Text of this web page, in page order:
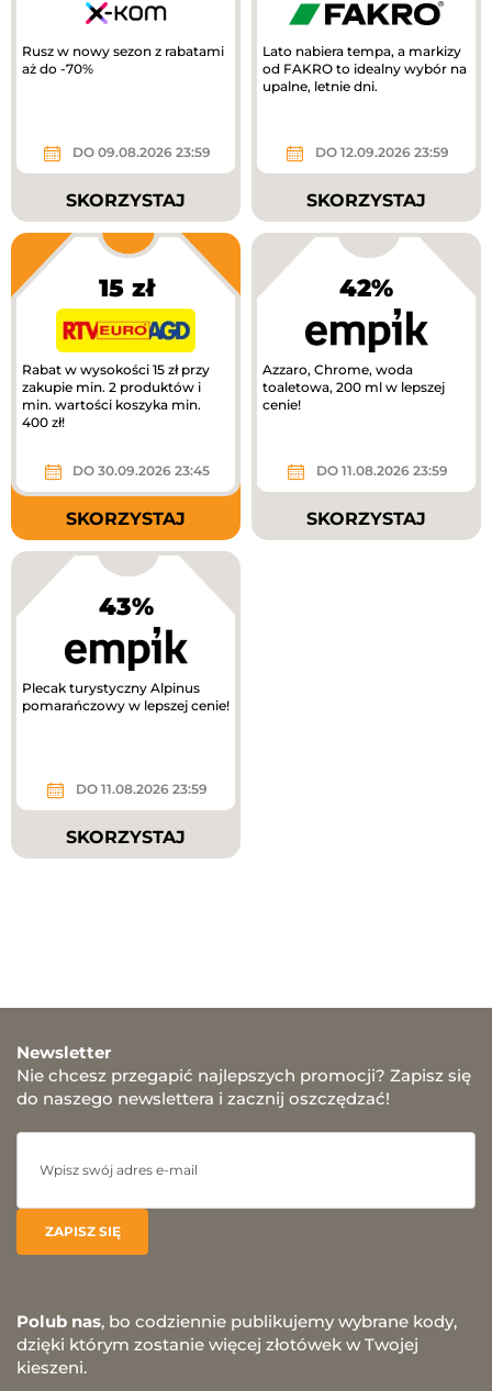
Rusz w nowy sezon z rabatami
aż do -70%
DO 09.08.2026 23:59
SKORZYSTAJ
Lato nabiera tempa, a markizy
od FAKRO to idealny wybór na
upalne, letnie dni.
DO 12.09.2026 23:59
SKORZYSTAJ
15 zł
Rabat w wysokości 15 zł przy
zakupie min. 2 produktów i
min. wartości koszyka min.
400 zł!
DO 30.09.2026 23:45
SKORZYSTAJ
42%
Azzaro, Chrome, woda
toaletowa, 200 ml w lepszej
cenie!
DO 11.08.2026 23:59
SKORZYSTAJ
43%
Plecak turystyczny Alpinus
pomarańczowy w lepszej cenie!
DO 11.08.2026 23:59
SKORZYSTAJ
Newsletter
Nie chcesz przegapić najlepszych promocji? Zapisz się
do naszego newslettera i zacznij oszczędzać!
Polub nas, bo codziennie publikujemy wybrane kody,
dzięki którym zostanie więcej złotówek w Twojej
kieszeni.